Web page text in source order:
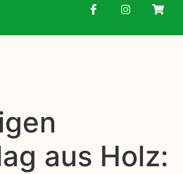
aus Holz: